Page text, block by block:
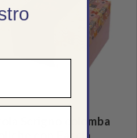
Scrigno colomba
con Fascia